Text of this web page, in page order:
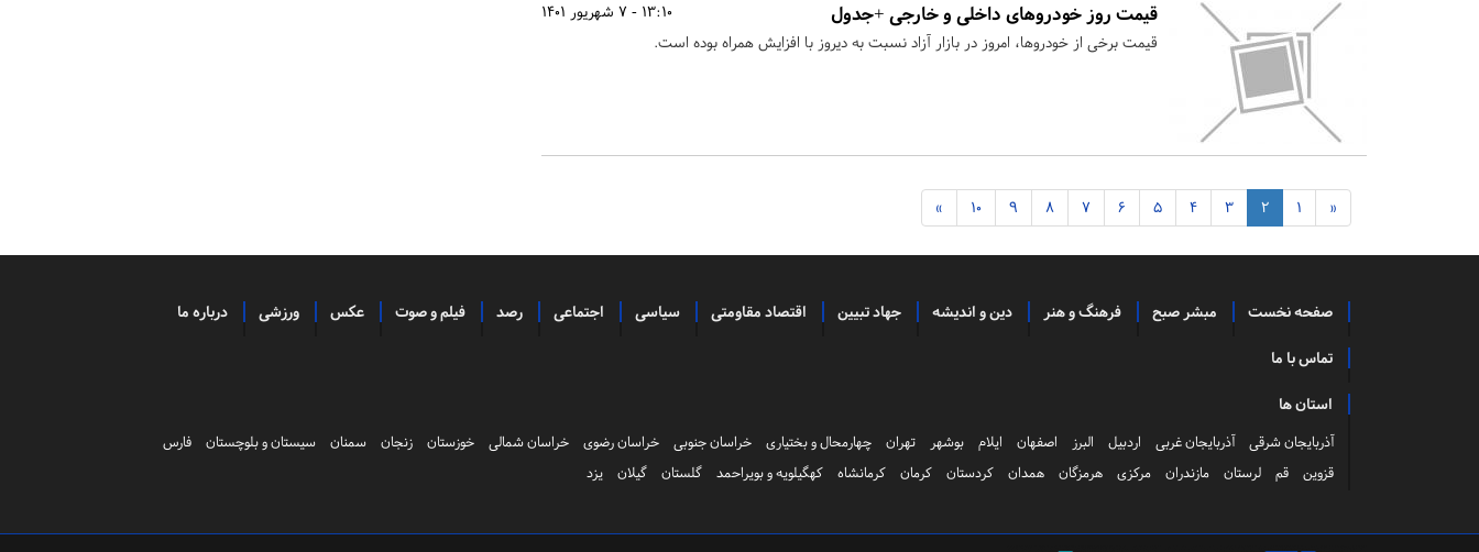
13:10 - 7 شهریور 1401 قیمت روز خودروهای داخلی و خارجی +جدول
قیمت برخی از خودروها، امروز در بازار آزاد نسبت به دیروز با افزایش همراه بوده است.
«
1
2
3
4
5
6
7
8
9
10
»
صفحه نخست مبشر صبح فرهنگ و هنر دین و اندیشه جهاد تبیین اقتصاد مقاومتی سیاسی اجتماعی رصد فیلم و صوت عکس ورزشی درباره ما
تماس با ما
استان ها
آذربایجان شرقی آذربایجان غربی اردبیل البرز اصفهان ایلام بوشهر تهران چهارمحال و بختیاری خراسان جنوبی خراسان رضوی خراسان شمالی خوزستان زنجان سمنان سیستان و بلوچستان
فارس
قزوین
قم لرستان مازندران مرکزی هرمزگان همدان کردستان کرمان کرمانشاه کهگیلویه و بویراحمد گلستان گیلان یزد